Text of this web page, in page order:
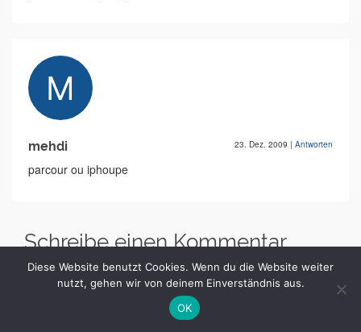
mehdi 23. Dez. 2009 | Antworten
parcour ou iphoupe
Schreibe einen Kommentar
Diese Website benutzt Cookies. Wenn du die Website weiter
nutzt, gehen wir von deinem Einverständnis aus.
OK